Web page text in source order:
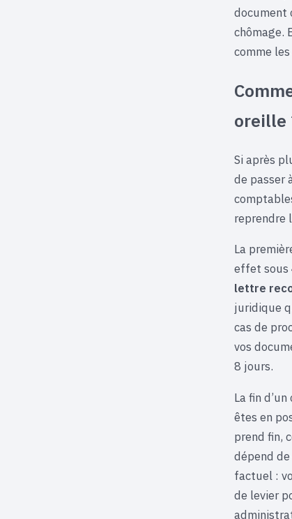
document
chômage.
comme
oreille
Si après
de passer
reprendre
La
effet sous
lettre
juridique
cas de
vos
8 jours.
La fin
êtes en
prend fin,
dépend
factuel :
de levier